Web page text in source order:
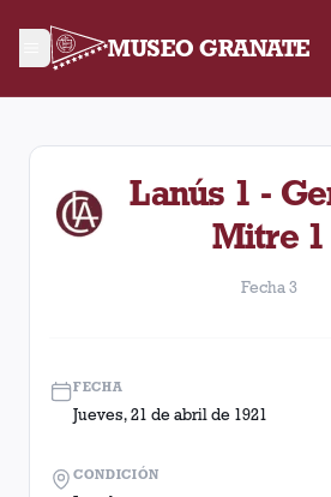
MUSEO GRANATE
Fecha 3. Partido entre Lanús y
Lanús 1 -
Mitre 1
Fecha 3
FECHA
Jueves, 21 de abril de 1921
CONDICIÓN